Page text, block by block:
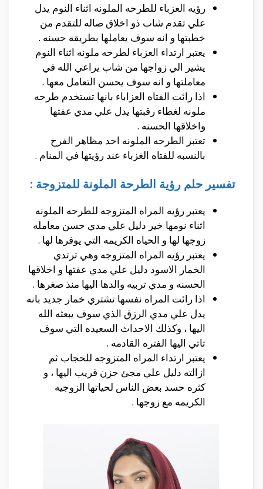
رؤيه العزباء للطرحه الملونه اثناء النوم يدل
علي تقدم شاب ذو اخلاق صاله للتقدم من
خطبتها و انه سوف يعاملها بطريقه حسنه .
يعتبر ارتداء العزباء لطرحه ملونه اثناء النوم
يشير الي زواجها من شاب يراعي الله في
معاملتها و انه سوف يحسن التعامل معها .
اذا رائت الفتاه العزاباء بانها تستخدم طرحه
ملونه لغطاء رقبتها يدل علي مدي عفتها
واخلاقها الحسنه .
تعتبر الطرحه الملونه احد مظاهر الفرح
بالنسبه للفتاه الغزباء عند رؤيتها في المنام .
تفسير حلم رؤية الطرحة الملونة للمتزوجة :
يعتبر رؤيه المراه المتزوجه للطرحه الملونه
اثناء نومها خير دليل علي مدي حسن معامله
زوجها لها و الحياه الكريمه التي يوفرها لها .
يعتبر رؤيه المراه المتزوجه وهي ترتدي
الخمار الاسود دليل علي مدي عفتها و اخلاقها
الحسنه و مدي تربيه والدها اليها منذ صغرها .
اذا رائت المراه نفسها تشتري خمار جديد بانه
يدل علي مدي الرزق الذي سوف يبعثه الله
اليها ، وكذلك الاحداث السعيده التي سوف
تاتي اليها الفتره القادمه .
يعتبر ارتداء المراه المتزوجه للحجاب ثم
ازالته دليل علي مجئ حزن قريب اليها ، و
كثره حسد بعض الناس لحياتها الزوجيه
الكريمه مع زوجها .